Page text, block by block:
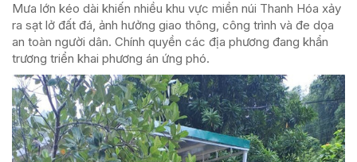
Mưa lớn kéo dài khiến nhiều khu vực miền núi Thanh Hóa xảy
ra sạt lở đất đá, ảnh hưởng giao thông, công trình và đe dọa
an toàn người dân. Chính quyền các địa phương đang khẩn
trương triển khai phương án ứng phó.